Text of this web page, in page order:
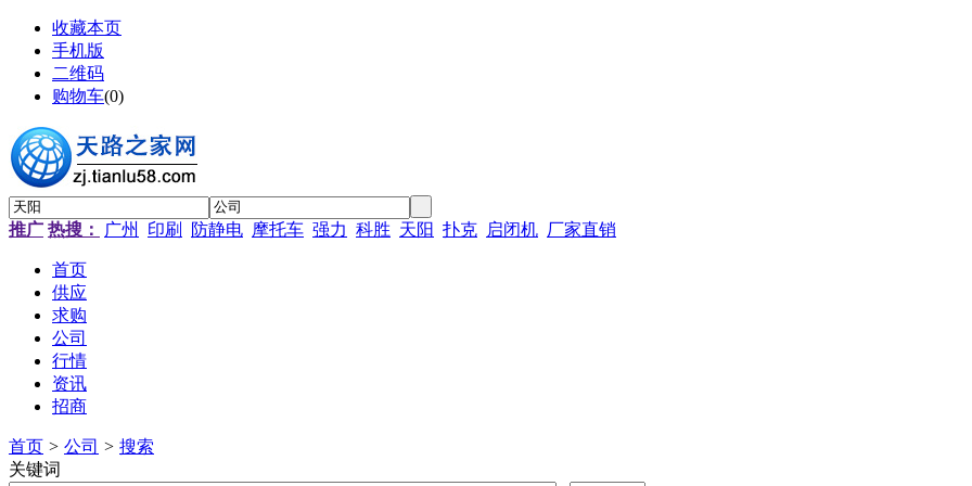
收藏本页
手机版
二维码
购物车(0)
推广 热搜： 广州 印刷 防静电 摩托车 强力 科胜 天阳 扑克 启闭机 厂家直销
首页
供应
求购
公司
行情
资讯
招商
首页 > 公司 > 搜索
关键词